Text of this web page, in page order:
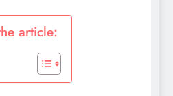
article: